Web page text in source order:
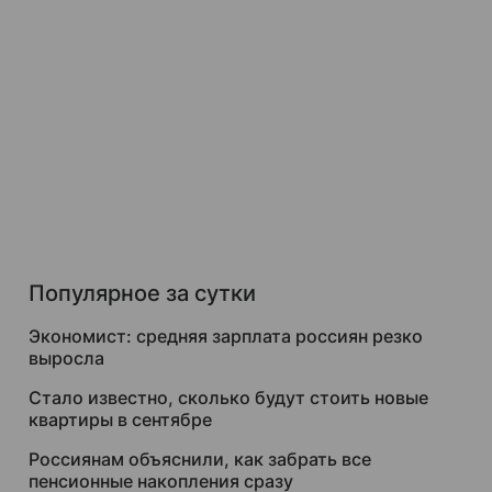
Популярное за сутки
Экономист: средняя зарплата россиян резко
выросла
Стало известно, сколько будут стоить новые
квартиры в сентябре
Россиянам объяснили, как забрать все
пенсионные накопления сразу